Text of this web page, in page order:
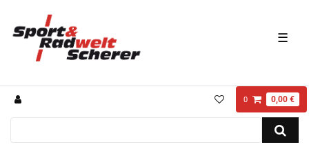
☰
0 0,00 €